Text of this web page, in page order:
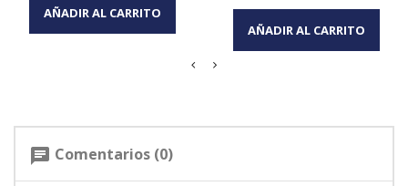
AÑADIR AL CARRITO
AÑADIR AL CARRITO
chat Comentarios (0)